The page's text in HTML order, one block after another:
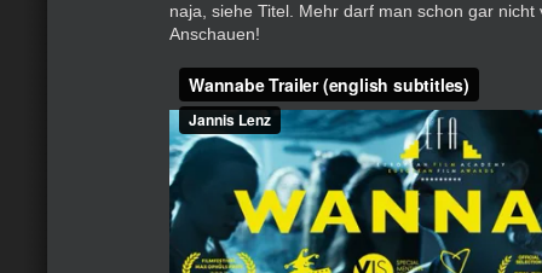
naja, siehe Titel. Mehr darf man schon gar nicht
Anschauen!